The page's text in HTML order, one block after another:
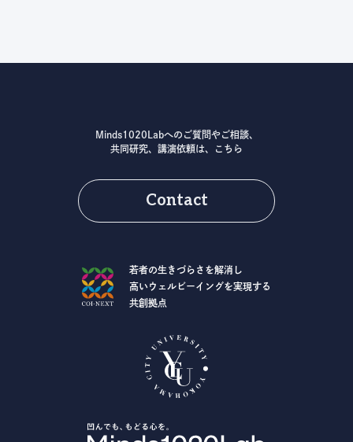
Minds1020Labへのご質問やご相談、
共同研究、講演依頼は、こちら
Contact
若者の生きづらさを解消し
高いウェルビーイングを実現する
共創拠点